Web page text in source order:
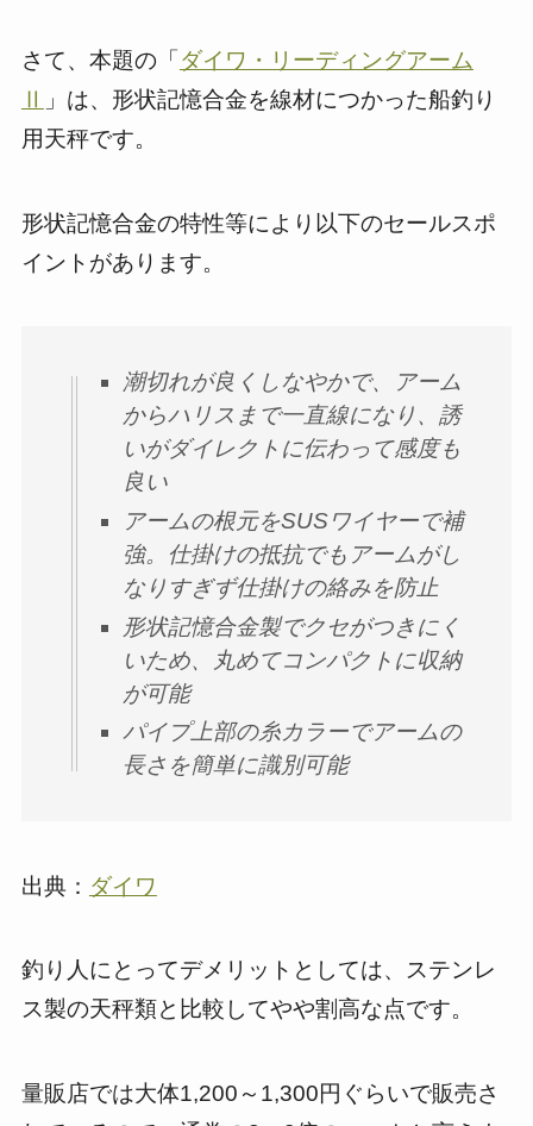
さて、本題の「 ダイワ・リーディングアーム
Ⅱ
」は、形状記憶合金を線材につかった船釣り
用天秤です。
形状記憶合金の特性等により以下のセールスポ
イントがあります。
潮切れが良くしなやかで、アーム
からハリスまで一直線になり、誘
いがダイレクトに伝わって感度も
良い
アームの根元をSUSワイヤーで補
強。仕掛けの抵抗でもアームがし
なりすぎず仕掛けの絡みを防止
形状記憶合金製でクセがつきにく
いため、丸めてコンパクトに収納
が可能
パイプ上部の糸カラーでアームの
長さを簡単に識別可能
出典： ダイワ
釣り人にとってデメリットとしては、ステンレ
ス製の天秤類と比較してやや割高な点です。
量販店では大体1,200～1,300円ぐらいで販売さ